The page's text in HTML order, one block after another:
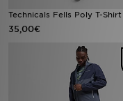
Technicals Fells Poly T-Shirt
35,00€